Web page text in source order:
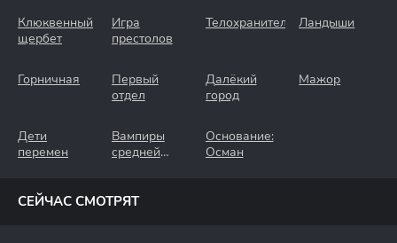
Клюквенный
щербет
Игра
престолов
Телохранители Ландыши
Горничная
Первый
отдел
Далёкий
город
Мажор
Дети
перемен
Вампиры
средней
Основание:
Осман
СЕЙЧАС СМОТРЯТ